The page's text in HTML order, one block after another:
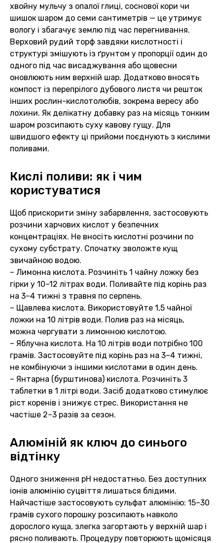
хвойну мульчу з опалої глиці, соснової кори чи
шишок шаром до семи сантиметрів — це утримує
вологу і збагачує землю під час перегнивання.
Верховий рудий торф завдяки кислотності і
структурі змішують із ґрунтом у пропорції один до
одного під час висаджування або щовесни
оновлюють ним верхній шар. Додатково вносять
компост із перепрілого дубового листя чи решток
інших рослин-кислотолюбів, зокрема вересу або
лохини. Як делікатну добавку раз на місяць тонким
шаром розсипають суху кавову гущу. Для
швидшого ефекту ці прийоми поєднують з кислими
поливами.
Кислі поливи: як і чим
користуватися
Щоб прискорити зміну забарвлення, застосовують
розчини харчових кислот у безпечних
концентраціях. Не вносіть кислотні розчини по
сухому субстрату. Спочатку зволожте кущ
звичайною водою.
– Лимонна кислота. Розчиніть 1 чайну ложку без
гірки у 10–12 літрах води. Поливайте під корінь раз
на 3–4 тижні з травня по серпень.
– Щавлева кислота. Використовуйте 1,5 чайної
ложки на 10 літрів води. Полив раз на місяць,
можна чергувати з лимонною кислотою.
– Яблучна кислота. На 10 літрів води потрібно 100
грамів. Застосовуйте під корінь раз на 3–4 тижні,
не комбінуючи з іншими кислотами в один день.
– Янтарна (бурштинова) кислота. Розчиніть 3
таблетки в 1 літрі води. Засіб додатково стимулює
ріст коренів і знижує стрес. Використання не
частіше 2–3 разів за сезон.
Алюміній як ключ до синього
відтінку
Одного зниження pH недостатньо. Без доступних
іонів алюмінію суцвіття лишаться блідими.
Найчастіше застосовують сульфат алюмінію: 15–30
грамів сухого порошку розсипають навколо
дорослого куща, злегка загортають у верхній шар і
рясно поливають. Процедуру повторюють щомісяця